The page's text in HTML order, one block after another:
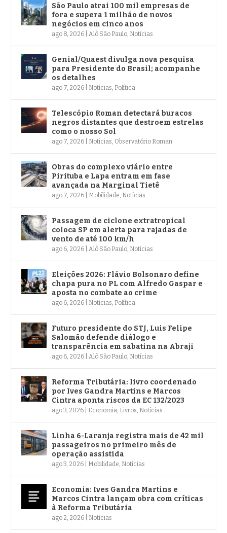
São Paulo atrai 100 mil empresas de
fora e supera 1 milhão de novos
negócios em cinco anos
ago 8, 2026 |Alô São Paulo, Notícias
Genial/Quaest divulga nova pesquisa
para Presidente do Brasil; acompanhe
os detalhes
ago 7, 2026 Notícias, Política
Telescópio Roman detectará buracos
negros distantes que destroem estrelas
como o nosso Sol
ago 7, 2026 Notícias, Observatório Roman
Obras do complexo viário entre
Pirituba e Lapa entram em fase
avançada na Marginal Tietê
ago 7, 2026 Mobilidade, Notícias
Passagem de ciclone extratropical
coloca SP em alerta para rajadas de
vento de até 100 km/h
ago 6, 2026 |Alô São Paulo, Notícias
Eleições 2026: Flávio Bolsonaro define
chapa pura no PL com Alfredo Gaspar e
aposta no combate ao crime
ago 6, 2026 Notícias, Política
Futuro presidente do STJ, Luis Felipe
Salomão defende diálogo e
transparência em sabatina na Abraji
ago 6, 2026 |Alô São Paulo, Notícias
Reforma Tributária: livro coordenado
por Ives Gandra Martins e Marcos
Cintra aponta riscos da EC 132/2023
ago 3, 2026 Economia, Livros, Notícias
Linha 6-Laranja registra mais de 42 mil
passageiros no primeiro mês de
operação assistida
ago 3, 2026 Mobilidade, Notícias
Economia: Ives Gandra Martins e
Marcos Cintra lançam obra com críticas
à Reforma Tributária
ago 2, 2026 Notícias